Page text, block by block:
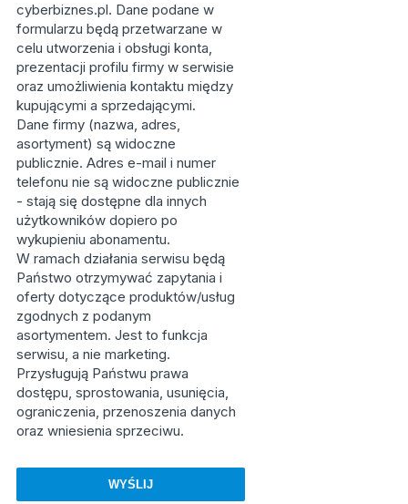
cyberbiznes.pl. Dane podane w
formularzu będą przetwarzane w
celu utworzenia i obsługi konta,
prezentacji profilu firmy w serwisie
oraz umożliwienia kontaktu między
kupującymi a sprzedającymi.
Dane firmy (nazwa, adres,
asortyment) są widoczne
publicznie. Adres e-mail i numer
telefonu nie są widoczne publicznie
- stają się dostępne dla innych
użytkowników dopiero po
wykupieniu abonamentu.
W ramach działania serwisu będą
Państwo otrzymywać zapytania i
oferty dotyczące produktów/usług
zgodnych z podanym
asortymentem. Jest to funkcja
serwisu, a nie marketing.
Przysługują Państwu prawa
dostępu, sprostowania, usunięcia,
ograniczenia, przenoszenia danych
oraz wniesienia sprzeciwu.